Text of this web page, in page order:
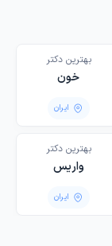
‌بهترین دکتر
خون
ایران
‌بهترین دکتر
واریس
ایران